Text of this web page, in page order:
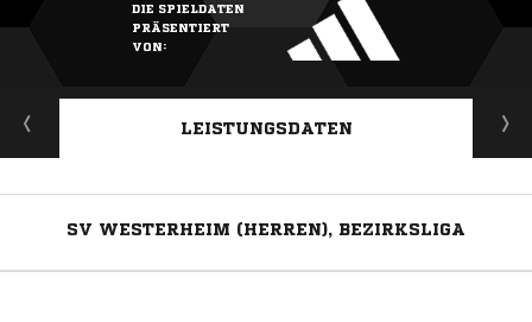
DIE SPIELDATEN
PRÄSENTIERT
VON:
LEISTUNGSDATEN
SV WESTERHEIM (HERREN), BEZIRKSLIGA